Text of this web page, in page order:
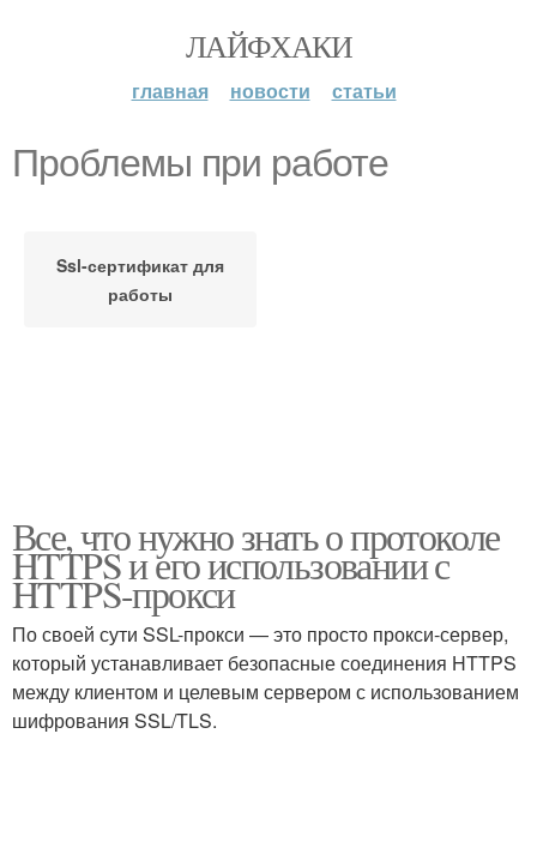
ЛАЙФХАКИ
главная новости статьи
Проблемы при работе
Ssl-сертификат для
работы
Все, что нужно знать о протоколе
HTTPS и его использовании с
HTTPS-прокси
По своей сути SSL-прокси — это просто прокси-сервер,
который устанавливает безопасные соединения HTTPS
между клиентом и целевым сервером с использованием
шифрования SSL/TLS.